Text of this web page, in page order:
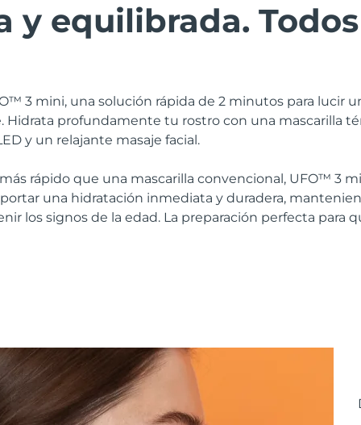
y equilibrada.
3 mini, una solución rápida de 2 minutos para lucir
Hidrata profundamente tu rostro con una mascarilla
y un relajante masaje facial.
más rápido que una mascarilla convencional, UFO™ 3
una hidratación inmediata y duradera,
los signos de la edad. La preparación perfecta para